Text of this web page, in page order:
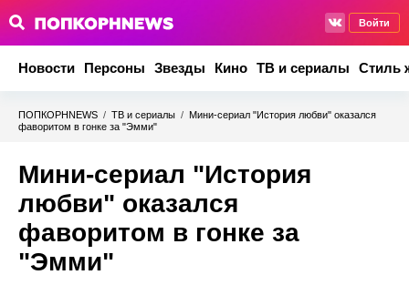
Войти
Новости Персоны Звезды Кино ТВ и сериалы Стиль
ПОПКОРНNEWS / ТВ и сериалы / Мини-сериал "История любви" оказался
фаворитом в гонке за "Эмми"
Мини-сериал "История
любви" оказался
фаворитом в гонке за
"Эмми"